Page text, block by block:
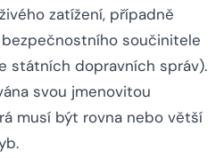
zatížení, případně
součinitele
státních dopravních správ).
svou jmenovitou
musí být rovna nebo větší